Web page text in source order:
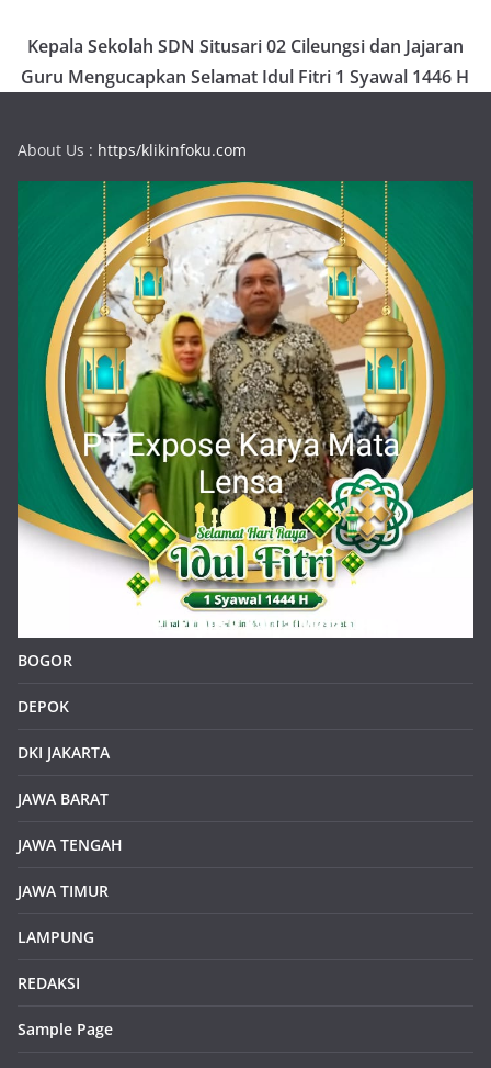
Kepala Sekolah SDN Situsari 02 Cileungsi dan Jajaran
Guru Mengucapkan Selamat Idul Fitri 1 Syawal 1446 H
About Us :